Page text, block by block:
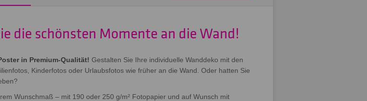
die schönsten Momente an die Wand!
in Premium-Qualität! Gestalten Sie Ihre individuelle Wanddeko mit den
Kinderfotos oder Urlaubsfotos wie früher an die Wand. Oder hatten Sie
Wunschmaß – mit 190 oder 250 g/m² Fotopapier und auf Wunsch mit